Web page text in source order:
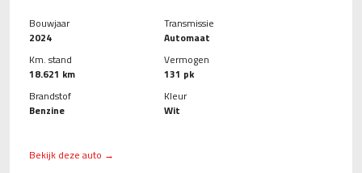
Bouwjaar
2024
Km. stand
18.621 km
Brandstof
Benzine
Transmissie
Automaat
Vermogen
131 pk
Kleur
Wit
Bekijk deze auto →